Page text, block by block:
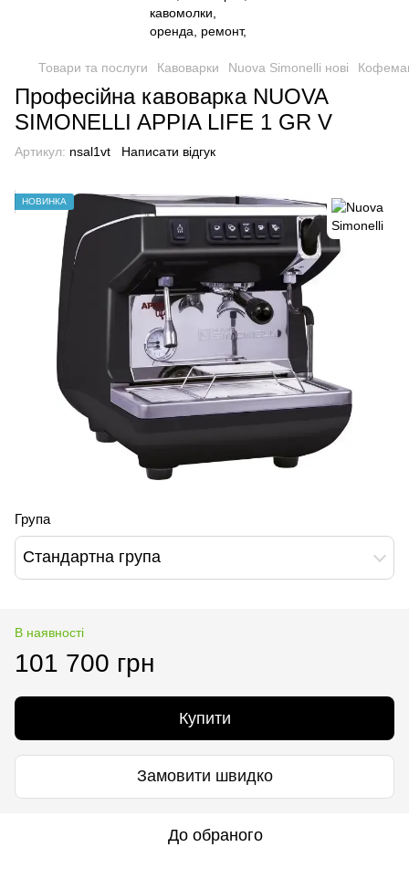
Товари та послуги Кавоварки Nuova Simonelli нові
Професійна кавоварка NUOVA
SIMONELLI APPIA LIFE 1 GR V
Артикул: nsal1vt Написати відгук
НОВИНКА
Група
Стандартна група
В наявності
101 700 грн
Купити
Замовити швидко
До обраного